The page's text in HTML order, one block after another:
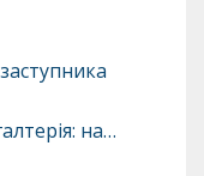
на…